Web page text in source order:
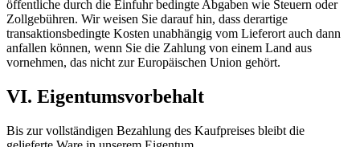
öffentliche durch die Einfuhr bedingte Abgaben wie Steuern oder
Zollgebühren. Wir weisen Sie darauf hin, dass derartige
transaktionsbedingte Kosten unabhängig vom Lieferort auch dann
anfallen können, wenn Sie die Zahlung von einem Land aus
vornehmen, das nicht zur Europäischen Union gehört.
VI. Eigentumsvorbehalt
Bis zur vollständigen Bezahlung des Kaufpreises bleibt die